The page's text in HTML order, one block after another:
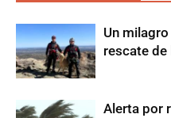
Un
rescate de
Alerta por